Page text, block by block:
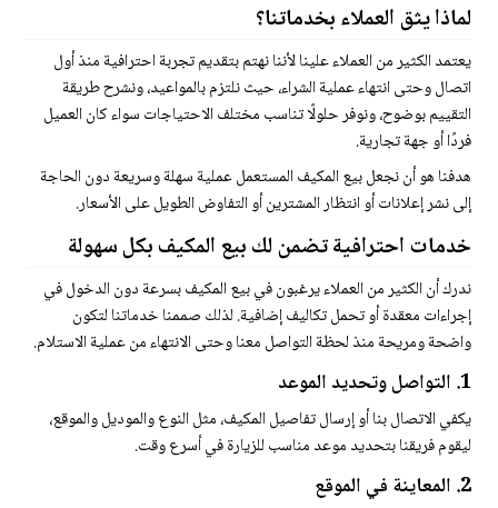
لماذا يثق العملاء بخدماتنا؟
يعتمد الكثير من العملاء علينا لأننا نهتم بتقديم تجربة احترافية منذ أول
اتصال وحتى انتهاء عملية الشراء، حيث نلتزم بالمواعيد، ونشرح طريقة
التقييم بوضوح، ونوفر حلولًا تناسب مختلف الاحتياجات سواء كان العميل
فردًا أو جهة تجارية.
هدفنا هو أن نجعل بيع المكيف المستعمل عملية سهلة وسريعة دون الحاجة
إلى نشر إعلانات أو انتظار المشترين أو التفاوض الطويل على الأسعار.
خدمات احترافية تضمن لك بيع المكيف بكل سهولة
ندرك أن الكثير من العملاء يرغبون في بيع المكيف بسرعة دون الدخول في
إجراءات معقدة أو تحمل تكاليف إضافية. لذلك صممنا خدماتنا لتكون
واضحة ومريحة منذ لحظة التواصل معنا وحتى الانتهاء من عملية الاستلام.
1. التواصل وتحديد الموعد
يكفي الاتصال بنا أو إرسال تفاصيل المكيف، مثل النوع والموديل والموقع،
ليقوم فريقنا بتحديد موعد مناسب للزيارة في أسرع وقت.
2. المعاينة في الموقع